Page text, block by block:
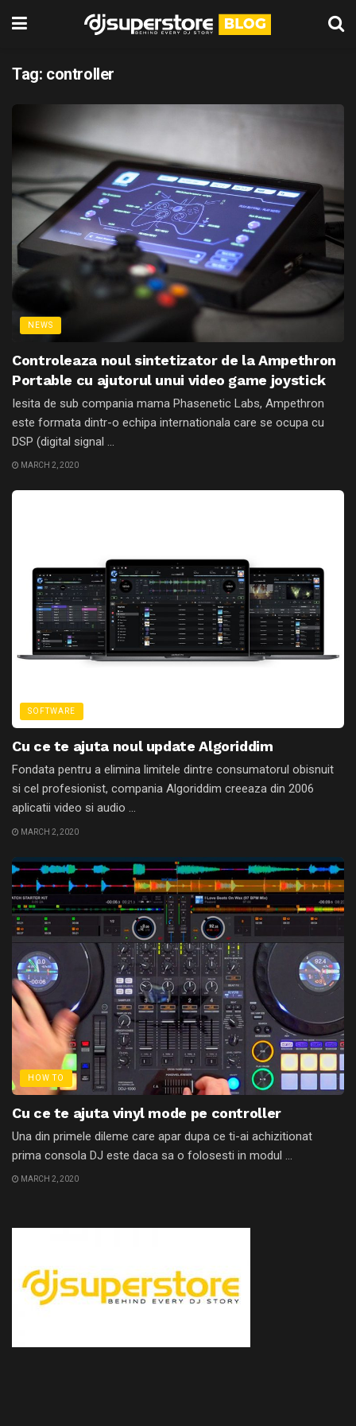
Tag: controller
NEWS
Controleaza noul sintetizator de la Ampethron
Portable cu ajutorul unui video game joystick
Iesita de sub compania mama Phasenetic Labs, Ampethron
este formata dintr-o echipa internationala care se ocupa cu
DSP (digital signal ...
MARCH 2, 2020
SOFTWARE
Cu ce te ajuta noul update Algoriddim
Fondata pentru a elimina limitele dintre consumatorul obisnuit
si cel profesionist, compania Algoriddim creeaza din 2006
aplicatii video si audio ...
MARCH 2, 2020
HOW TO
Cu ce te ajuta vinyl mode pe controller
Una din primele dileme care apar dupa ce ti-ai achizitionat
prima consola DJ este daca sa o folosesti in modul ...
MARCH 2, 2020